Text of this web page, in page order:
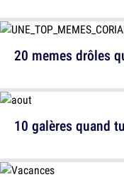
10 galères quand
20 memes drôles